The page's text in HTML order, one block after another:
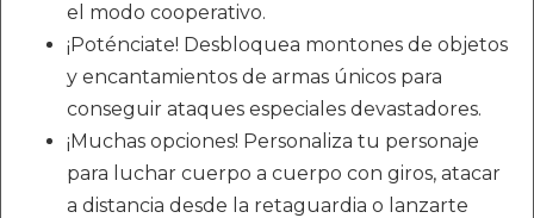
el modo cooperativo.
¡Poténciate! Desbloquea montones de objetos
y encantamientos de armas únicos para
conseguir ataques especiales devastadores.
¡Muchas opciones! Personaliza tu personaje
para luchar cuerpo a cuerpo con giros, atacar
a distancia desde la retaguardia o lanzarte